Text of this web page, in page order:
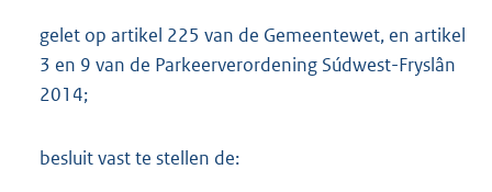
t
e
gelet op artikel 225 van de Gemeentewet, en artikel
3 en 9 van de Parkeerverordening Súdwest-Fryslân
2014;
besluit vast te stellen de: